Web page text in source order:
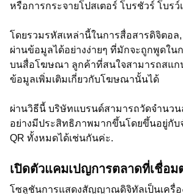
หรือการกระจายโปสเตอร์ โบรชัวร์ โบรว์
โดยรวมรหัสเหล่านี้ในการสื่อสารดิจิตอล
ผ่านข้อมูลได้อย่างง่ายๆ ที่มักจะถูกพูดใน
บนสื่อโฆษณา ลูกค้าที่สนใจสามารถสแก
ข้อมูลเพิ่มเติมเกี่ยวกับโฆษณานั้นได้
ผ่านวิธีนี้ บริษัทแบรนด์สามารถวัดจำนว
อย่างมีประสิทธิภาพมากขึ้นโดยขึ้นอยู่กั
QR ทั้งหมดได้เช่นกันค่ะ.
เปิดตัวแคมเปญการตลาดที่เชื่อ
โซลูชันการแสดงสัญญาณดิจิทัลเป็นเครื่อ